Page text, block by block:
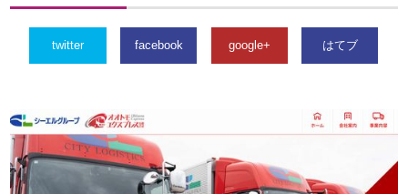
twitter facebook google+ はてブ